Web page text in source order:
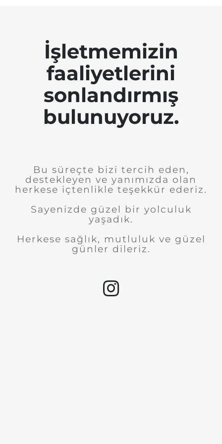
İşletmemizin
faaliyetlerini
sonlandırmış
bulunuyoruz.
Bu süreçte bizi tercih eden,
destekleyen ve yanımızda olan
herkese içtenlikle teşekkür ederiz.
Sayenizde güzel bir yolculuk
yaşadık.
Herkese sağlık, mutluluk ve güzel
günler dileriz.